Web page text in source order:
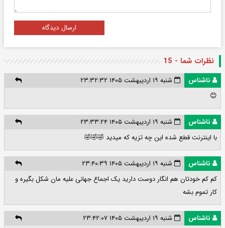
ارسال دیدگاه
نظرات شما - 15
ناشناس
شنبه ۱۹ اردیبهشت ۱۴۰۵ ۲۳:۳۲:۳۲
😊
ناشناس
شنبه ۱۹ اردیبهشت ۱۴۰۵ ۲۳:۳۳:۲۴
با اینترنت قطع شده این چه تزیه که میدید 🤣🤣🤣
ناشناس
شنبه ۱۹ اردیبهشت ۱۴۰۵ ۲۳:۴۰:۳۹
کم کم خودتان هم انگار دوست دارید یک اجماع جهانی علیه مان شکل بگیره و
کار تموم بشه
ناشناس
شنبه ۱۹ اردیبهشت ۱۴۰۵ ۲۳:۴۲:۰۷